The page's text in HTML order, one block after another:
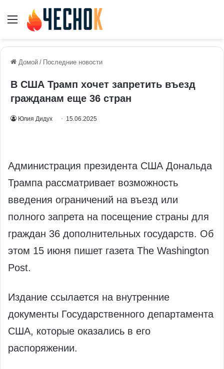
Меню
Домой / Последние новости
В США Трамп хочет запретить въезд
гражданам еще 36 стран
Юлия Дидух 15.06.2025
Администрация президента США Дональда
Трампа рассматривает возможность
введения ограничений на въезд или
полного запрета на посещение страны для
граждан 36 дополнительных государств. Об
этом 15 июня пишет газета The Washington
Post.
Издание ссылается на внутренние
документы Государственного департамента
США, которые оказались в его
распоряжении.